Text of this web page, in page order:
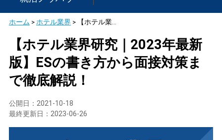
ホーム > ホテル業界 > 【ホテル業界研究｜2023年最新版】ESの書き方から面接対策まで徹底解説！
【ホテル業界研究｜2023年最新
版】ESの書き方から面接対策ま
で徹底解説！
公開日： 2021-10-18
最終更新日： 2023-06-26